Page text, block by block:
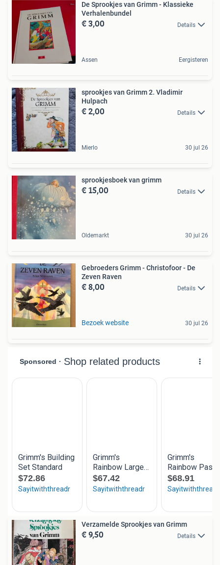
De Sprookjes van Grimm - Klassieke
Verhalenbundel
€ 3,00 Details
Assen Eergisteren
sprookjes van Grimm 2. Vladimir
Hulpach
€ 2,00 Details
Mierlo 30 jul 26
sprookjesboek van grimm
€ 15,00 Details
Oldemarkt 30 jul 26
Gebroeders Grimm - Christofoor - De
Zeven Raven
€ 8,00 Details
Bezoek website 30 jul 26
Verzamelde Sprookjes van Grimm
€ 9,50 Details